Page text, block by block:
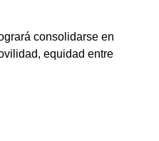
consolidarse en
equidad entre